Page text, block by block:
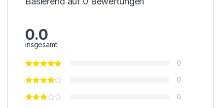
0.0
insgesamt
0
0
0